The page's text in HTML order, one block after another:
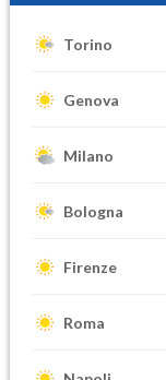
Torino
Genova
Milano
Bologna
Firenze
Roma